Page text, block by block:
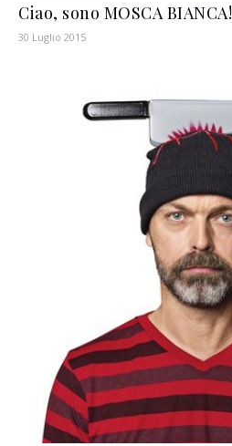
Ciao, sono MOSCA BIANCA!
30 Luglio 2015